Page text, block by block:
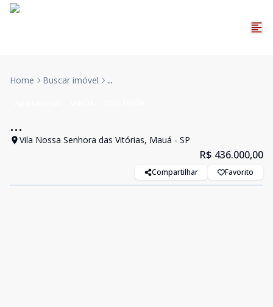
Home Buscar imóvel ...
...
Vila Nossa Senhora das Vitórias, Mauá - SP
R$ 436.000,00
Compartilhar Favorito